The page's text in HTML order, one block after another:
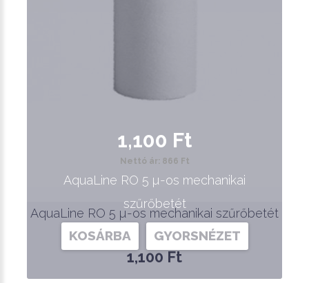
AquaLine RO 5 µ-os mechanikai szűrőbetét
1,100 Ft
1,100 Ft
Nettó ár: 866 Ft
AquaLine RO 5 µ-os mechanikai
szűrőbetét
KOSÁRBA GYORSNÉZET